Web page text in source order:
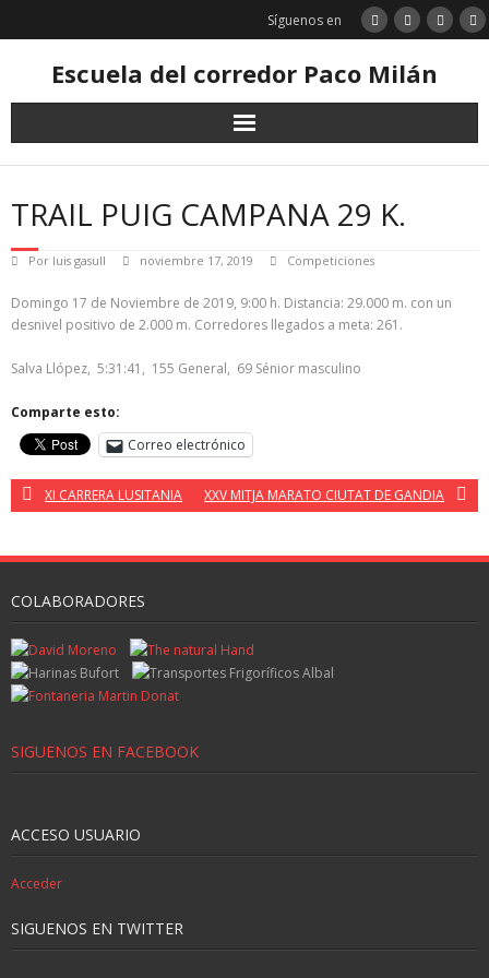
Síguenos en
Escuela del corredor Paco Milán
TRAIL PUIG CAMPANA 29 K.
Por luis gasull noviembre 17, 2019 Competiciones
Domingo 17 de Noviembre de 2019, 9:00 h. Distancia: 29.000 m. con un
desnivel positivo de 2.000 m. Corredores llegados a meta: 261.
Salva Llópez, 5:31:41, 155 General, 69 Sénior masculino
Comparte esto:
Correo electrónico
XI CARRERA LUSITANIA XXV MITJA MARATO CIUTAT DE GANDIA
COLABORADORES
SIGUENOS EN FACEBOOK
ACCESO USUARIO
Acceder
SIGUENOS EN TWITTER